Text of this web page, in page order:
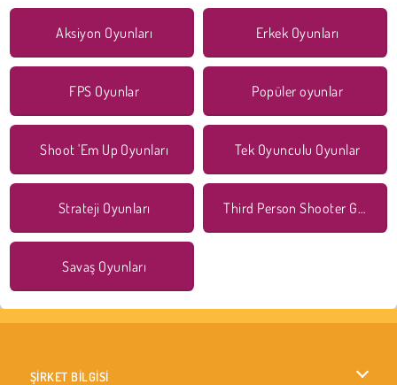
Aksiyon Oyunları Erkek Oyunları
FPS Oyunlar Popüler oyunlar
Shoot 'Em Up Oyunları Tek Oyunculu Oyunlar
Strateji Oyunları Third Person Shooter Games
Savaş Oyunları
ŞİRKET BİLGİSİ